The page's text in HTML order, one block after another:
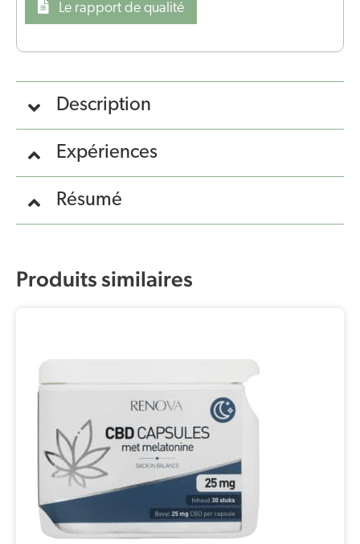
Le rapport de qualité
Description
Expériences
Résumé
Produits similaires